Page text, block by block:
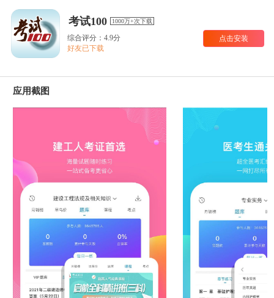
考试100 1000万+次下载
综合评分：4.9分
好友已下载
点击安装
应用截图